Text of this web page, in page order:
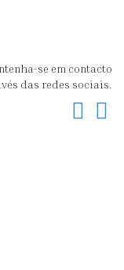
se em contacto
das redes sociais.